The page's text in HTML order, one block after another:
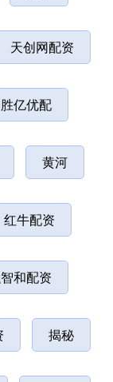
天创网配资
胜亿优配
黄河
红牛配资
和配资
揭秘